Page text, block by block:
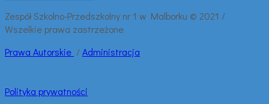
Zespół Szkolno-Przedszkolny nr 1 w Malborku © 2021 /
Wszelkie prawa zastrzeżone
Prawa Autorskie /Administracja
Polityka prywatności